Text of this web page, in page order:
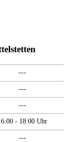
---
---
---
- 18:00 Uhr
---